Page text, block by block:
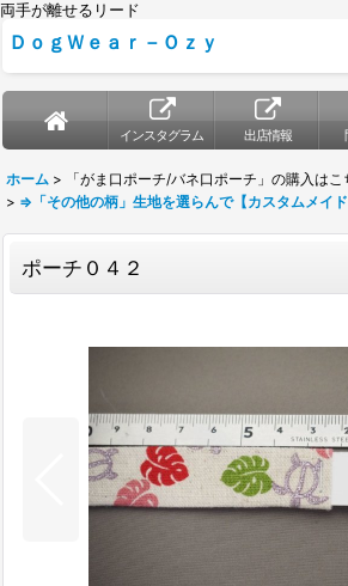
両手が離せるリード
ＤｏｇＷｅａｒ－Ｏｚｙ
インスタグラム 出店情報
ホーム >
「がま口ポーチ/バネ口ポーチ」の購入はこ
> ⇒「その他の柄」生地を選らんで【カスタムメイ
ポーチ０４２